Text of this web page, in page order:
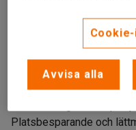
Enkel tömning
Praktisk mobil lösning
Med hjul
Platsbesparande och
Avvisa alla